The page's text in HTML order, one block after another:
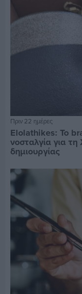
Πριν 22 ημέρες
Elolathikes: Το
νοσταλγία για
δημιουργίας